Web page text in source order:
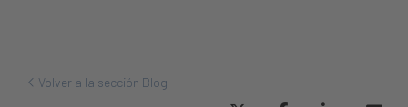
Volver a la sección Blog